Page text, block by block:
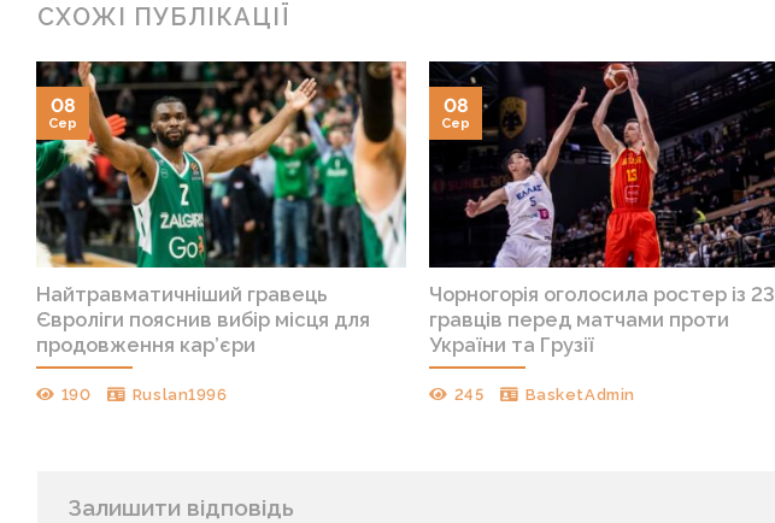
СХОЖІ ПУБЛІКАЦІЇ
Найтравматичніший гравець
Євроліги пояснив вибір місця для
продовження кар’єри
190 Ruslan1996
08
Сер
Чорногорія оголосила ростер із 23
гравців перед матчами проти
України та Грузії
245 BasketAdmin
08
Сер
Залишити відповідь